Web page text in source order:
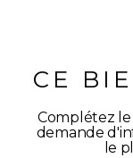
CE
Complétez
demande
le